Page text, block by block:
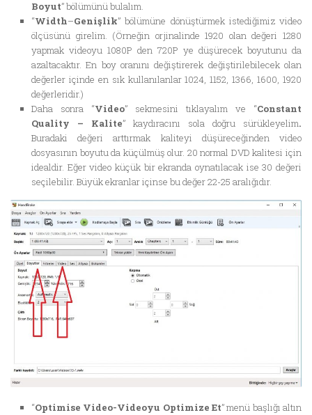
Boyut” bölümünü bulalım.
“Width–Genişlik” bölümüne dönüştürmek istediğimiz video
ölçüsünü girelim. (Örneğin orjinalinde 1920 olan değeri 1280
yapmak videoyu 1080P den 720P ye düşürecek boyutunu da
azaltacaktır. En boy oranını değiştirerek değiştirilebilecek olan
değerler içinde en sık kullanılanlar 1024, 1152, 1366, 1600, 1920
değerleridir.)
Daha sonra “Video” sekmesini tıklayalım ve “Constant
Quality –
Kalite” kaydıracını sola doğru sürükleyelim.
Buradaki değeri arttırmak kaliteyi düşüreceğinden video
dosyasının boyutu da küçülmüş olur. 20 normal DVD kalitesi için
idealdir. Eğer video küçük bir ekranda oynatılacak ise 30 değeri
seçilebilir. Büyük ekranlar içinse bu değer 22-25 aralığıdır.
“Optimise Video-Videoyu Optimize Et” menü başlığı altın